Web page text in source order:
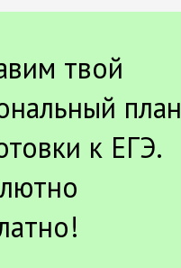
твой
план
к ЕГЭ.